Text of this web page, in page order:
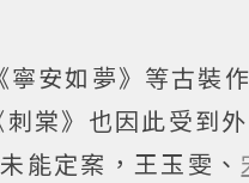
寧安如夢》等古裝
棠》也因此受到
能定案，王玉雯、